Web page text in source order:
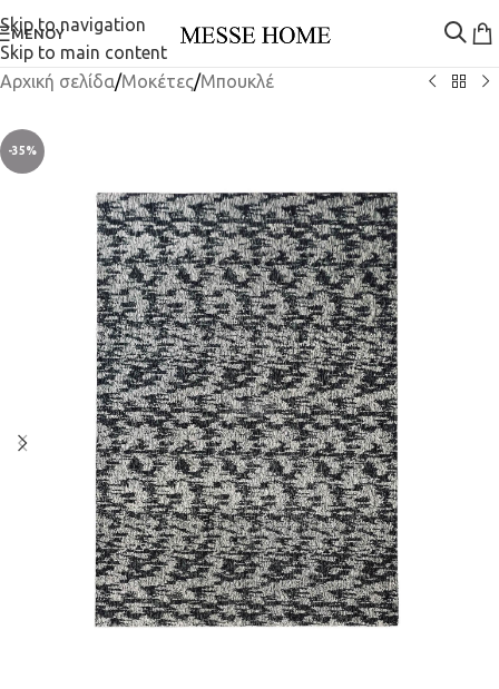
Skip to navigation
Skip to main content
ΜΕΝΟΎ
Αρχική σελίδα/Μοκέτες/Μπουκλέ
-35%